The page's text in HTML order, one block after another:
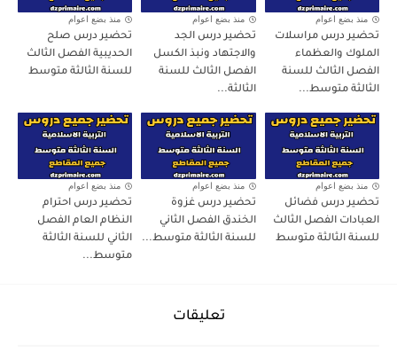
منذ بضع اعوام
تحضير درس مراسلات
الملوك والعظماء
الفصل الثالث للسنة
الثالثة متوسط...
منذ بضع اعوام
تحضير درس الجد
والاجتهاد ونبذ الكسل
الفصل الثالث للسنة
الثالثة...
منذ بضع اعوام
تحضير درس صلح
الحديبية الفصل الثالث
للسنة الثالثة متوسط
منذ بضع اعوام
تحضير درس فضائل
العبادات الفصل الثالث
للسنة الثالثة متوسط
منذ بضع اعوام
تحضير درس غزوة
الخندق الفصل الثاني
للسنة الثالثة متوسط...
منذ بضع اعوام
تحضير درس احترام
النظام العام الفصل
الثاني للسنة الثالثة
متوسط...
تعليقات